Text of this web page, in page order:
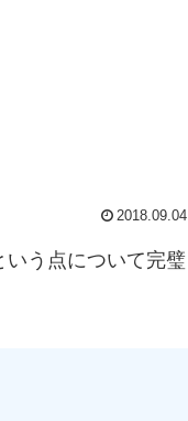
2018.09.04
いう点について完璧